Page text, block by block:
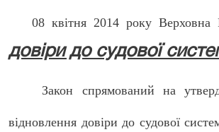
08 квітня 2014 року
довіри до судової
Закон спрямований на
відновлення довіри до судової